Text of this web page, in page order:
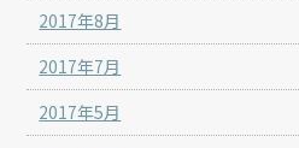
2017年8月
2017年7月
2017年5月